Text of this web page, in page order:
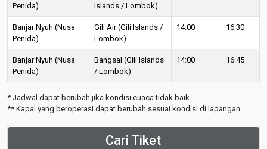
Penida)
Islands / Lombok)
Banjar Nyuh (Nusa
Penida)
Gili Air (Gili Islands /
Lombok)
14:00 16:30
Banjar Nyuh (Nusa
Penida)
Bangsal (Gili Islands
/ Lombok)
14:00 16:45
* Jadwal dapat berubah jika kondisi cuaca tidak baik.
** Kapal yang beroperasi dapat berubah sesuai kondisi di lapangan.
Cari Tiket